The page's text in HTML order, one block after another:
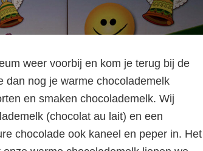
weer voorbij en kom je terug bij de
dan nog je warme chocolademelk
en smaken chocolademelk. Wij
(chocolat au lait) en een
chocolade ook kaneel en peper in. Het